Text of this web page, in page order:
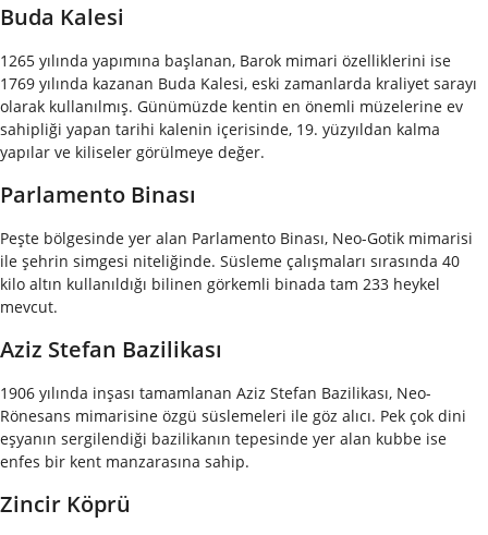
Buda Kalesi
1265 yılında yapımına başlanan, Barok mimari özelliklerini ise
1769 yılında kazanan Buda Kalesi, eski zamanlarda kraliyet sarayı
olarak kullanılmış. Günümüzde kentin en önemli müzelerine ev
sahipliği yapan tarihi kalenin içerisinde, 19. yüzyıldan kalma
yapılar ve kiliseler görülmeye değer.
Parlamento Binası
Peşte bölgesinde yer alan Parlamento Binası, Neo-Gotik mimarisi
ile şehrin simgesi niteliğinde. Süsleme çalışmaları sırasında 40
kilo altın kullanıldığı bilinen görkemli binada tam 233 heykel
mevcut.
Aziz Stefan Bazilikası
1906 yılında inşası tamamlanan Aziz Stefan Bazilikası, Neo-
Rönesans mimarisine özgü süslemeleri ile göz alıcı. Pek çok dini
eşyanın sergilendiği bazilikanın tepesinde yer alan kubbe ise
enfes bir kent manzarasına sahip.
Zincir Köprü